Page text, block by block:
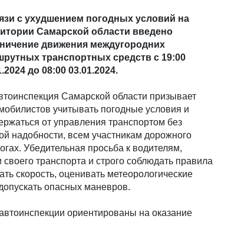
с ухудшением погодных условий на
Самарской области введено
движения междугородних
транспортных средств с 19:00
до 08:00 03.01.2024.
Самарской области призывает
учитывать погодные условия и
от управления транспортом без
надобности, всем участникам дорожного
Убедительная просьба к водителям,
транспорта и строго соблюдать правила
скорость, оценивать метеорологические
опасных маневров.
ориентированы на оказание